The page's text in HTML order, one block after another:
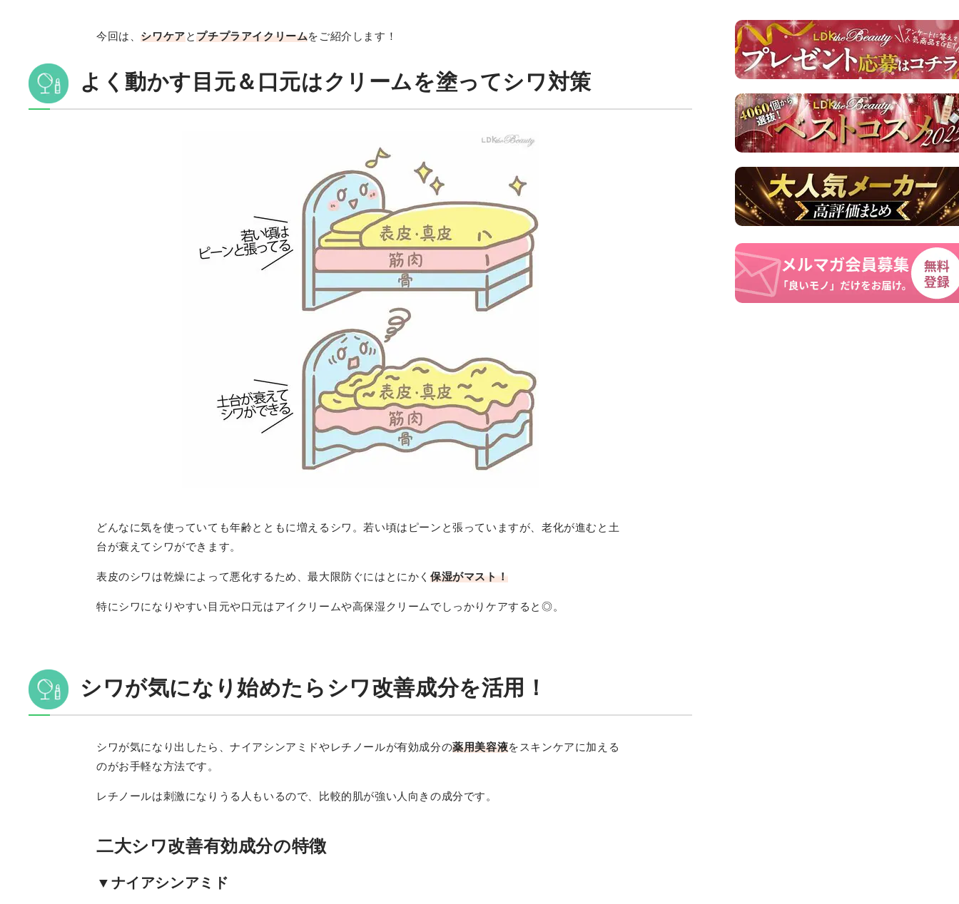
今回は、シワケアとプチプラアイクリームをご紹介します！
よく動かす目元＆口元はクリームを塗ってシワ対策
どんなに気を使っていても年齢とともに増えるシワ。若い頃はピーンと張っていますが、老化が進むと土
台が衰えてシワができます。
表皮のシワは乾燥によって悪化するため、最大限防ぐにはとにかく 保湿がマスト！
特にシワになりやすい目元や口元はアイクリームや高保湿クリームでしっかりケアすると◎。
シワが気になり始めたらシワ改善成分を活用！
シワが気になり出したら、ナイアシンアミドやレチノールが有効成分の薬用美容液をスキンケアに加える
のがお手軽な方法です。
レチノールは刺激になりうる人もいるので、比較的肌が強い人向きの成分です。
二大シワ改善有効成分の特徴
▼ナイアシンアミド